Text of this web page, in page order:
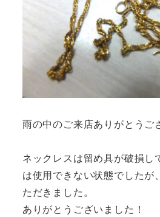
雨の中のご来店ありがとうご
ネックレスは留め具が破損し
は使用できない状態でしたが
ただきました。
ありがとうございました！